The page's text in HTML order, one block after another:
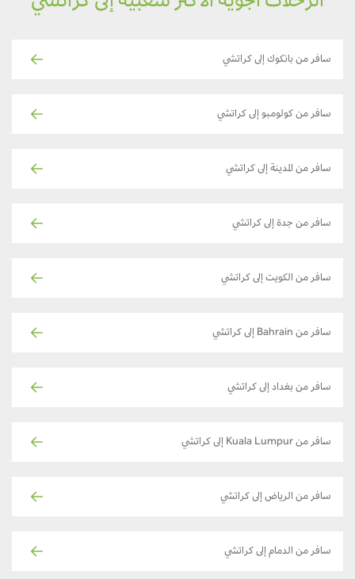
سافر من بانكوك إلى كراتشي
سافر من كولومبو إلى كراتشي
سافر من المدينة إلى كراتشي
سافر من جدة إلى كراتشي
سافر من الكويت إلى كراتشي
سافر من Bahrain إلى كراتشي
سافر من بغداد إلى كراتشي
سافر من Kuala Lumpur إلى كراتشي
سافر من الرياض إلى كراتشي
سافر من الدمام إلى كراتشي